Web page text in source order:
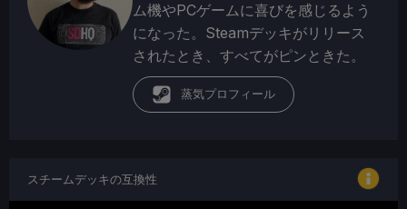
ム機やPCゲームに喜びを感じるよう
になった。Steamデッキがリリース
されたとき、すべてがピンときた。
蒸気プロフィール
スチームデッキの互換性